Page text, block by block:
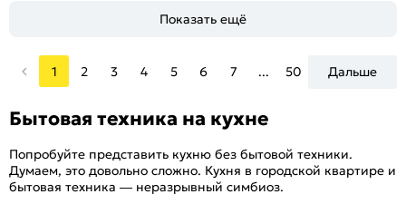
Показать ещё
1 2 3 4 5 6 7 ... 50 Дальше
Бытовая техника на кухне
Попробуйте представить кухню без бытовой техники.
Думаем, это довольно сложно. Кухня в городской квартире и
бытовая техника — неразрывный симбиоз.